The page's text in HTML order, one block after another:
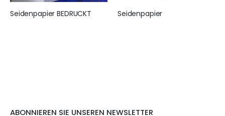
Seidenpapier BEDRUCKT Seidenpapier
ABONNIEREN SIE UNSEREN NEWSLETTER